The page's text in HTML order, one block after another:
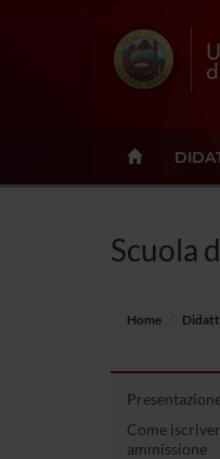
Scuola
Home
Come
ammissione